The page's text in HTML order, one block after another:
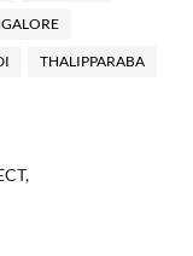
THALIPPARABA